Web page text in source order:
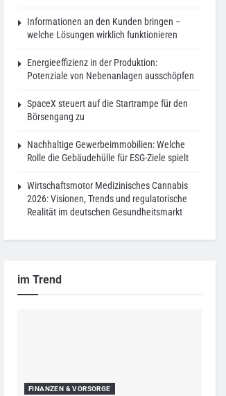
Informationen an den Kunden bringen –
welche Lösungen wirklich funktionieren
Energieeffizienz in der Produktion:
Potenziale von Nebenanlagen ausschöpfen
SpaceX steuert auf die Startrampe für den
Börsengang zu
Nachhaltige Gewerbeimmobilien: Welche
Rolle die Gebäudehülle für ESG-Ziele spielt
Wirtschaftsmotor Medizinisches Cannabis
2026: Visionen, Trends und regulatorische
Realität im deutschen Gesundheitsmarkt
im Trend
FINANZEN & VORSORGE